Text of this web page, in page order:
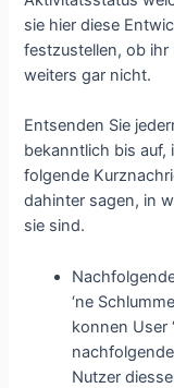
sie hier diese
festzustellen, ob
weiters gar nicht.
Entsenden Sie
bekanntlich bis auf,
folgende
dahinter sagen, in
sie sind.
‘ne
konnen User
Nutzer